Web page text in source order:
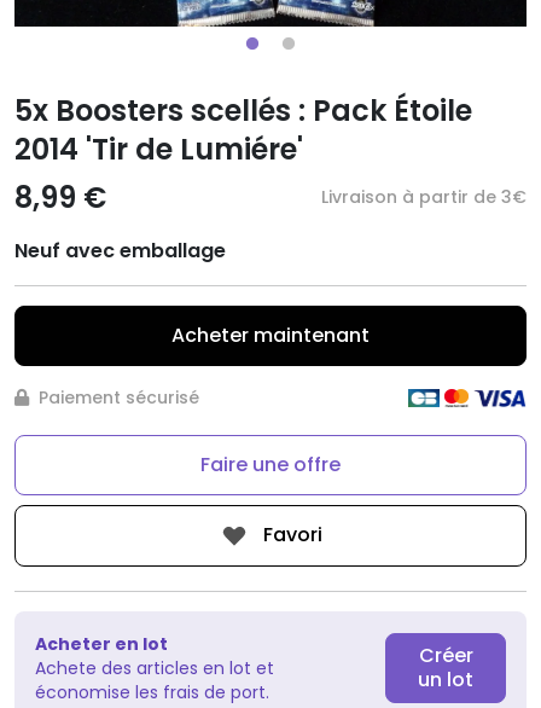
5x Boosters scellés : Pack Étoile
2014 'Tir de Lumiére'
8,99 €
Livraison à partir de 3€
Neuf avec emballage
Acheter maintenant
Paiement sécurisé
Faire une offre
Favori
Acheter en lot
Achete des articles en lot et
économise les frais de port.
Créer
un lot